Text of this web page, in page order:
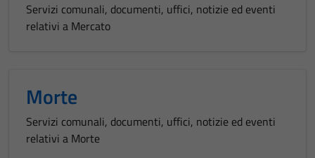
Servizi comunali, documenti, uffici, notizie ed eventi
relativi a Mercato
Morte
Servizi comunali, documenti, uffici, notizie ed eventi
relativi a Morte